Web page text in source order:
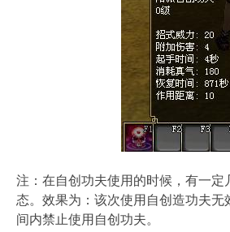
注：在自创功夫使用的时候，有一定
态。效果为：该次使用自创造功夫无
间内禁止使用自创功夫。